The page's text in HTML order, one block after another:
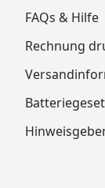
FAQs & Hilfe
Rechnung